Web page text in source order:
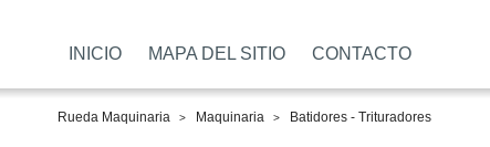
INICIO MAPA DEL SITIO CONTACTO
Rueda Maquinaria Maquinaria Batidores - Trituradores